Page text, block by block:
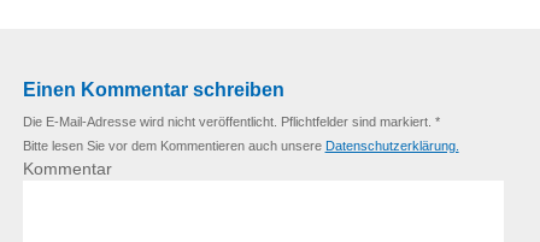
Einen Kommentar schreiben
Die E-Mail-Adresse wird nicht veröffentlicht. Pflichtfelder sind markiert. *
Bitte lesen Sie vor dem Kommentieren auch unsere Datenschutzerklärung.
Kommentar